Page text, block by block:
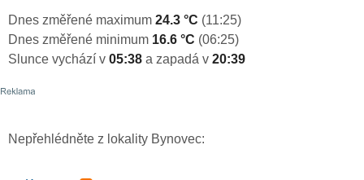
Dnes změřené maximum 24.3 °C (11:25)
Dnes změřené minimum 16.6 °C (06:25)
Slunce vychází v 05:38 a zapadá v 20:39
Nepřehlédněte z lokality Bynovec: